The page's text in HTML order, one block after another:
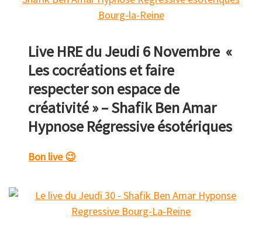
Live HRE du Jeudi 6 Novembre «
Les cocréations et faire
respecter son espace de
créativité » – Shafik Ben Amar
Hypnose Régressive ésotériques
Bon live 😉